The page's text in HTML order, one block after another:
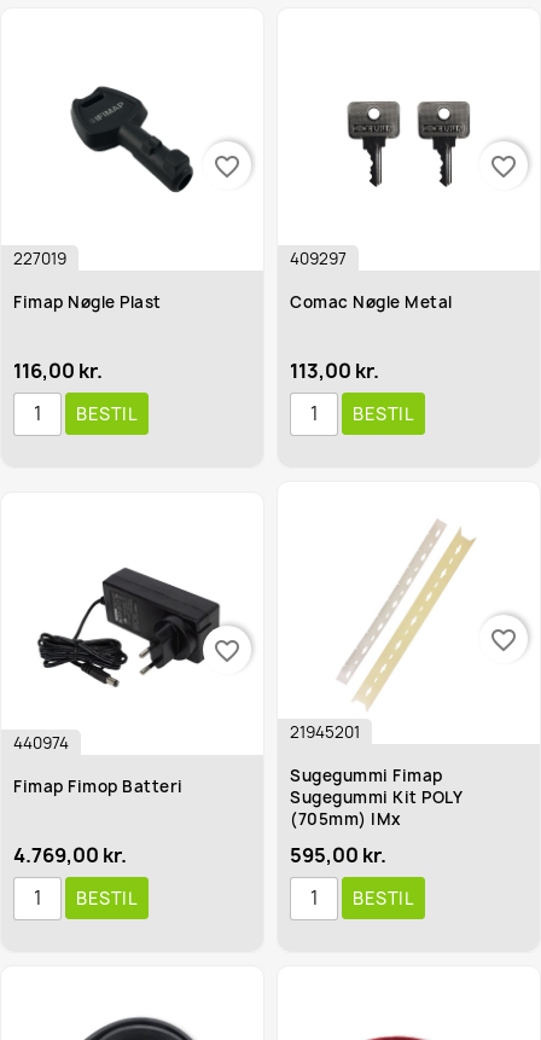
227019
Fimap Nøgle Plast
116,00 kr.
BESTIL
favorite_border
409297
Comac Nøgle Metal
113,00 kr.
BESTIL
favorite_border
440974
Fimap Fimop Batteri
4.769,00 kr.
BESTIL
favorite_border
21945201
Sugegummi Fimap
Sugegummi Kit POLY
(705mm) IMx
595,00 kr.
BESTIL
favorite_border